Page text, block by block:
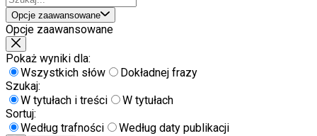
Opcje zaawansowane
Opcje zaawansowane
Pokaż wyniki dla:
Wszystkich słów
Dokładnej frazy
Szukaj:
W tytułach i treści
W tytułach
Sortuj:
Według trafności
Według daty publikacji